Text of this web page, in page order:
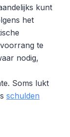
kunt
het
te
nodig,
Soms lukt
schulden